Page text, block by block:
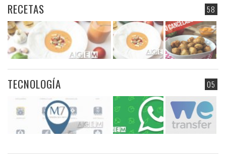
58
RECETAS
05
TECNOLOGÍA